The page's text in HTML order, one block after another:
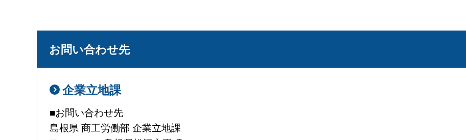
お問い合わせ先
企業立地課
■お問い合わせ先
島根県 商工労働部 企業立地課